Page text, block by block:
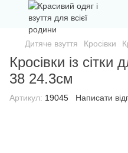
Дитяче взуття Кросівки
Кросівки із
38 24.3см
Артикул: 19045 Написати